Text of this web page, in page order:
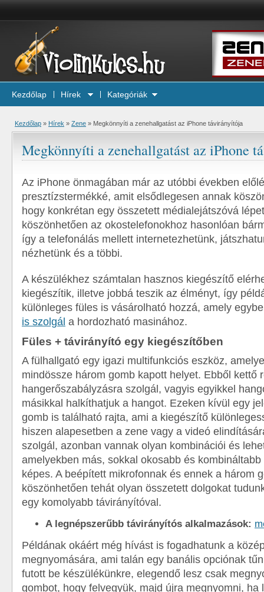
Kezdőlap Hírek Kategóriák
Kezdőlap » Hírek » Zene » Megkönnyíti a zenehallgatást az iPhone távirányítója
Megkönnyíti a zenehallgatást az iPhone
Az iPhone önmagában már az utóbbi években
presztízstermékké, amit elsődlegesen annak
hogy konkrétan egy összetett médialejátszóvá
köszönhetően az okostelefonokhoz hasonlóan
így a telefonálás mellett internetezhetünk,
nézhetünk és a többi.
A készülékhez számtalan hasznos kiegészítő
kiegészítik, illetve jobbá teszik az élményt, így
különleges füles is vásárolható hozzá, amely
is szolgál a hordozható masinához.
Füles + távirányító egy kiegészítőben
A fülhallgató egy igazi multifunkciós eszköz,
mindössze három gomb kapott helyet. Ebből kettő
hangerőszabályzásra szolgál, vagyis egyikkel
másikkal halkíthatjuk a hangot. Ezeken kívül egy
gomb is található rajta, ami a kiegészítő
hiszen alapesetben a zene vagy a videó
szolgál, azonban vannak olyan kombinációi és
amelyekben más, sokkal okosabb és
képes. A beépített mikrofonnak és ennek a három
köszönhetően tehát olyan összetett dolgokat
egy komolyabb távirányítóval.
A legnépszerűbb távirányítós alkalmazások:
Példának okáért még hívást is fogadhatunk a
megnyomására, ami talán egy banális opciónak
futott be készülékünkre, elegendő lesz csak
gombot, hogy felvegyük, majd újra megnyomni, ha